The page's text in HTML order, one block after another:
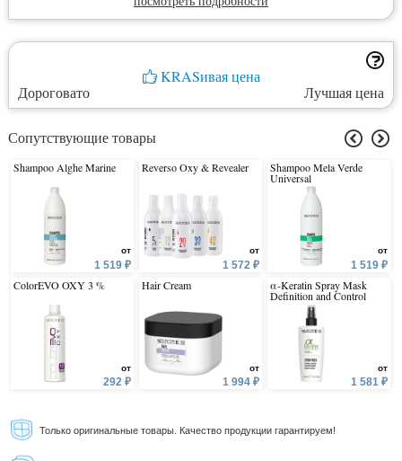
KRASивая цена
Дороговато
Лучшая цена
Сопутствующие товары
Shampoo Alghe Marine
от
1 519 ₽
ColorEVO OXY 3 %
от
292 ₽
Reverso Oxy & Revealer
от
1 572 ₽
Hair Cream
от
1 994 ₽
Shampoo Mela Verde
Universal
от
1 519 ₽
α-Keratin Spray Mask
Definition and Control
от
1 581 ₽
Только оригинальные товары. Качество продукции гарантируем!